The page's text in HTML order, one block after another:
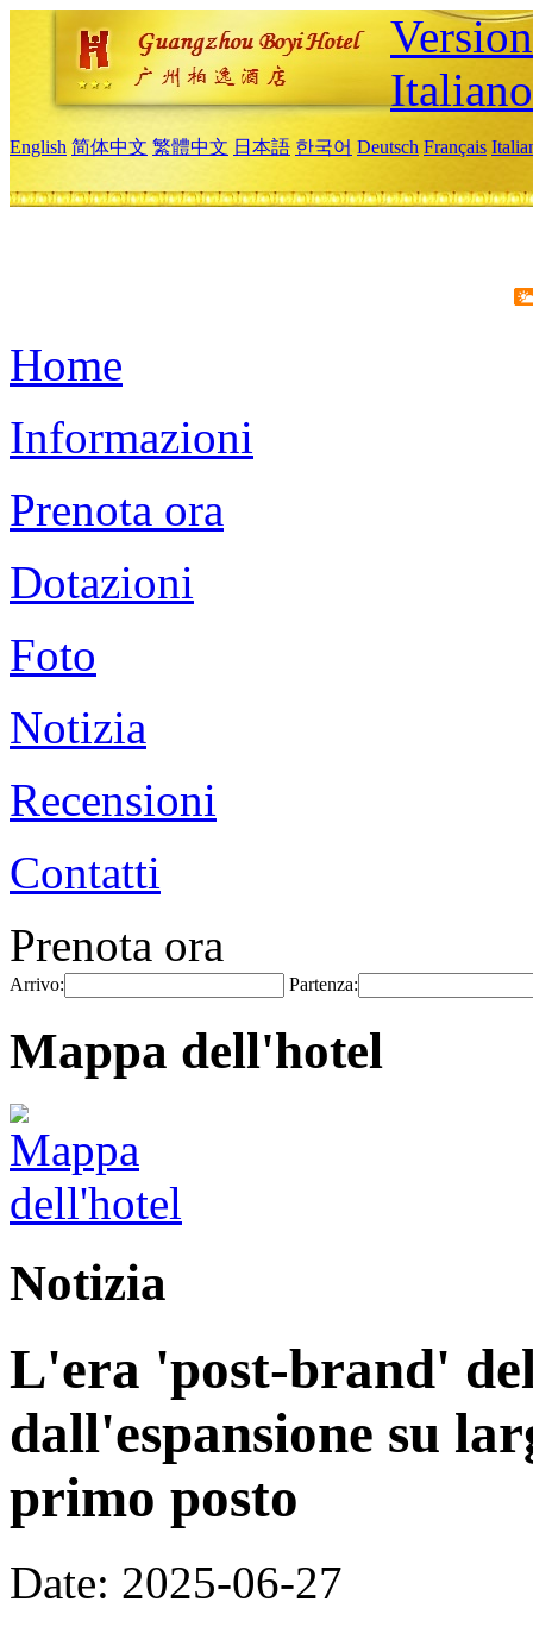
Italiano
English 简体中文 繁體中文 日本語 한국어 Deutsch Français
Home
Informazioni
Prenota ora
Dotazioni
Foto
Notizia
Recensioni
Contatti
Prenota ora
Arrivo: Partenza:
Mappa dell'hotel
Notizia
L'era 'post-brand'
dall'espansione su
primo posto
Date: 2025-06-27